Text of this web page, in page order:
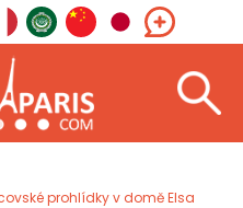
prohlídky v domě Elsa